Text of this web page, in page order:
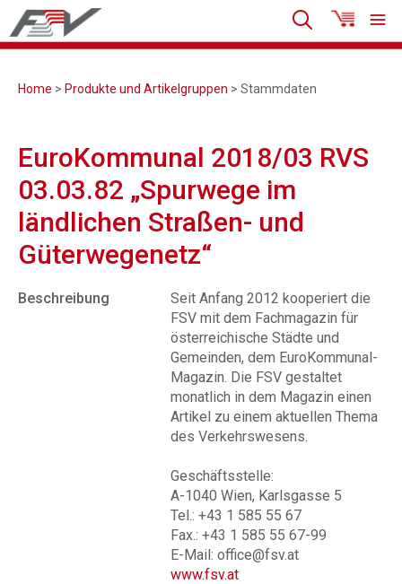
Home > Produkte und Artikelgruppen > Stammdaten
EuroKommunal 2018/03 RVS
03.03.82 „Spurwege im
ländlichen Straßen- und
Güterwegenetz“
Beschreibung
Seit Anfang 2012 kooperiert die
FSV mit dem Fachmagazin für
österreichische Städte und
Gemeinden, dem EuroKommunal-
Magazin. Die FSV gestaltet
monatlich in dem Magazin einen
Artikel zu einem aktuellen Thema
des Verkehrswesens.
Geschäftsstelle:
A-1040 Wien, Karlsgasse 5
Tel.: +43 1 585 55 67
Fax.: +43 1 585 55 67-99
E-Mail: office@fsv.at
www.fsv.at